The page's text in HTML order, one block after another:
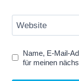
Website
Name, E-Mail-
für meinen